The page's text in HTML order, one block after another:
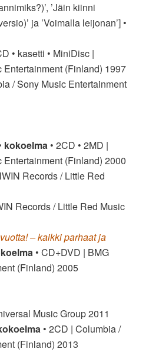
’Jäin kiinni
ja ’Voimalla leijonan’] •
• kasetti • MiniDisc |
(Finland) 1997
/ Sony Music Entertainment
kokoelma • 2CD • 2MD |
(Finland) 2000
Records / Little Red
Records / Little Red Music
– kaikki parhaat ja
• CD+DVD | BMG
(Finland) 2005
Music Group 2011
• 2CD | Columbia /
(Finland) 2013